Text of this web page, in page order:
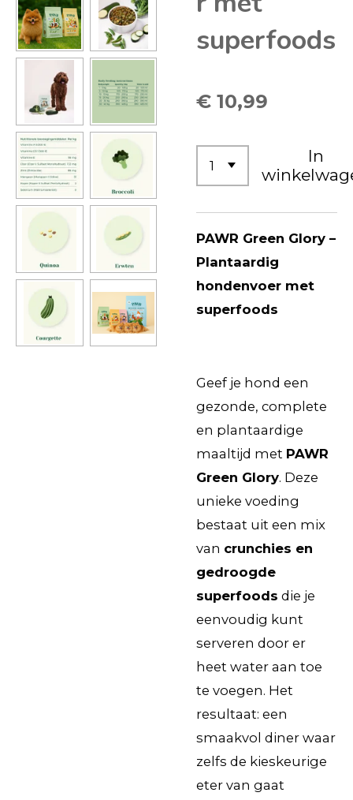
superfoods
€ 10,99
In
PAWR Green Glory –
Plantaardig
hondenvoer met
superfoods
Geef je hond een
gezonde, complete
en plantaardige
maaltijd met PAWR
Green Glory. Deze
unieke voeding
bestaat uit een mix
van crunchies en
gedroogde
superfoods die je
eenvoudig kunt
serveren door er
heet water aan toe
te voegen. Het
resultaat: een
smaakvol diner waar
zelfs de kieskeurige
eter van gaat